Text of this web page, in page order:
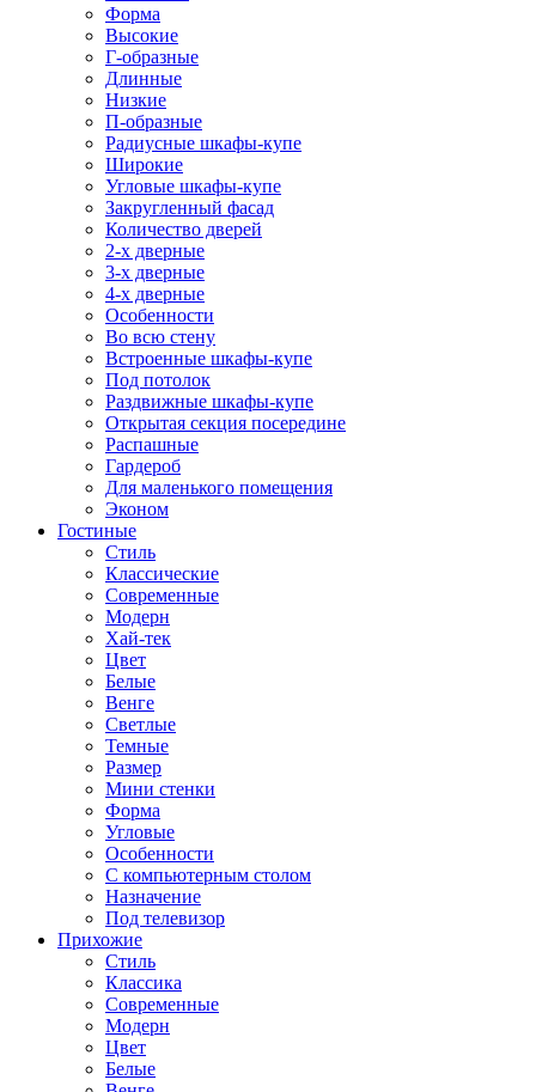
Форма
Высокие
Г-образные
Длинные
Низкие
П-образные
Радиусные шкафы-купе
Широкие
Угловые шкафы-купе
Закругленный фасад
Количество дверей
2-х дверные
3-х дверные
4-х дверные
Особенности
Во всю стену
Встроенные шкафы-купе
Под потолок
Раздвижные шкафы-купе
Открытая секция посередине
Распашные
Гардероб
Для маленького помещения
Эконом
Гостиные
Стиль
Классические
Современные
Модерн
Хай-тек
Цвет
Белые
Венге
Светлые
Темные
Размер
Мини стенки
Форма
Угловые
Особенности
С компьютерным столом
Назначение
Под телевизор
Прихожие
Стиль
Классика
Современные
Модерн
Цвет
Белые